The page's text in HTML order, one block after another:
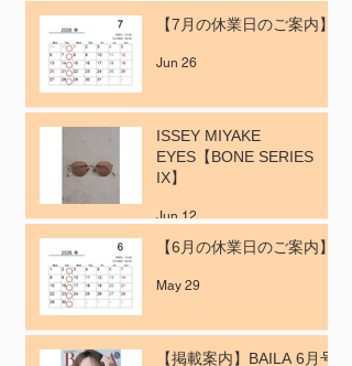
【7月の休業日のご案内】
Jun 26
ISSEY MIYAKE
EYES【BONE SERIES
IX】
Jun 12
【6月の休業日のご案内】
May 29
【掲載案内】BAILA 6月号